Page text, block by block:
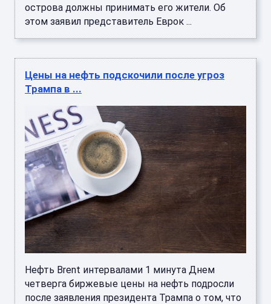
острова должны принимать его жители. Об
этом заявил представитель Еврок ...
Цены на нефть подскочили после угроз
Трампа в ...
Нефть Brent интервалами 1 минута Днем
четверга биржевые цены на нефть подросли
после заявления президента Трампа о том, что